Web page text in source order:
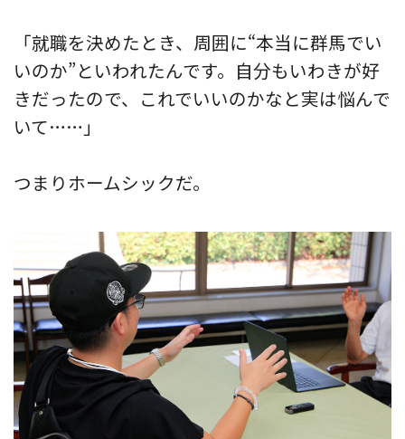
「就職を決めたとき、周囲に“本当に群馬でい
いのか”といわれたんです。自分もいわきが好
きだったので、これでいいのかなと実は悩んで
いて……」
つまりホームシックだ。